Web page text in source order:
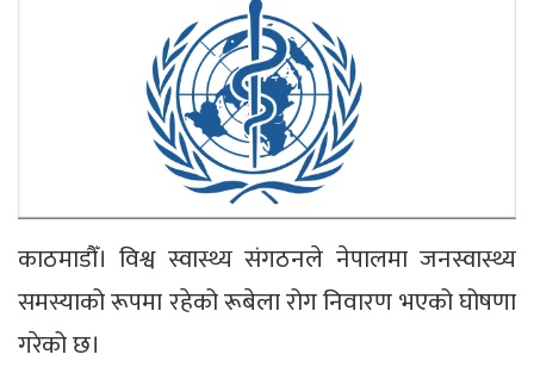
काठमाडौँ। विश्व स्वास्थ्य संगठनले नेपालमा जनस्वास्थ्य
समस्याको रूपमा रहेको रूबेला रोग निवारण भएको घोषणा
गरेको छ।